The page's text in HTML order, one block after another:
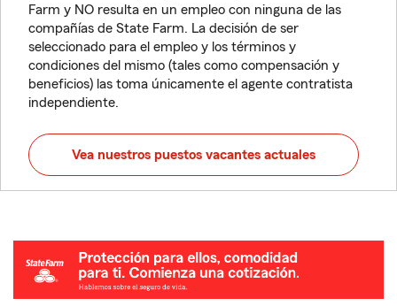
Farm y NO resulta en un empleo con ninguna de las
compañías de State Farm. La decisión de ser
seleccionado para el empleo y los términos y
condiciones del mismo (tales como compensación y
beneficios) las toma únicamente el agente contratista
independiente.
Vea nuestros puestos vacantes actuales